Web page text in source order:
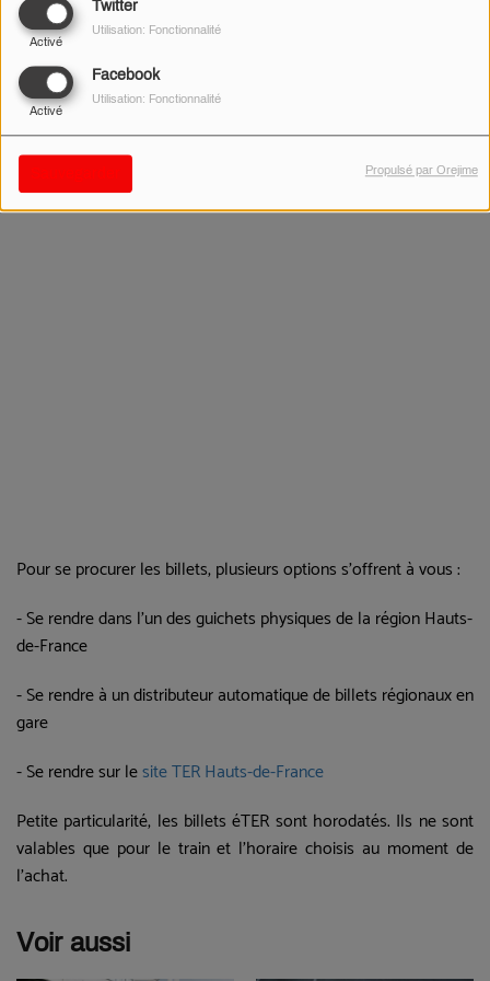
Twitter
Activé
Utilisation: Fonctionnalité
Facebook
Activé
Utilisation: Fonctionnalité
Propulsé par Orejime
Pour se procurer les billets, plusieurs options s'offrent à vous :
- Se rendre dans l'un des guichets physiques de la région Hauts-
de-France
- Se rendre à un distributeur automatique de billets régionaux en
gare
- Se rendre sur lesite TER Hauts-de-France
Petite particularité, les billets éTER sont horodatés. Ils ne sont
valables que pour le train et l'horaire choisis au moment de
l'achat.
Voir aussi